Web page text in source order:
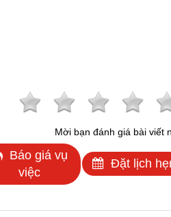
Mời bạn đánh giá bài viết
Báo giá vụ
việc
Đặt lịch